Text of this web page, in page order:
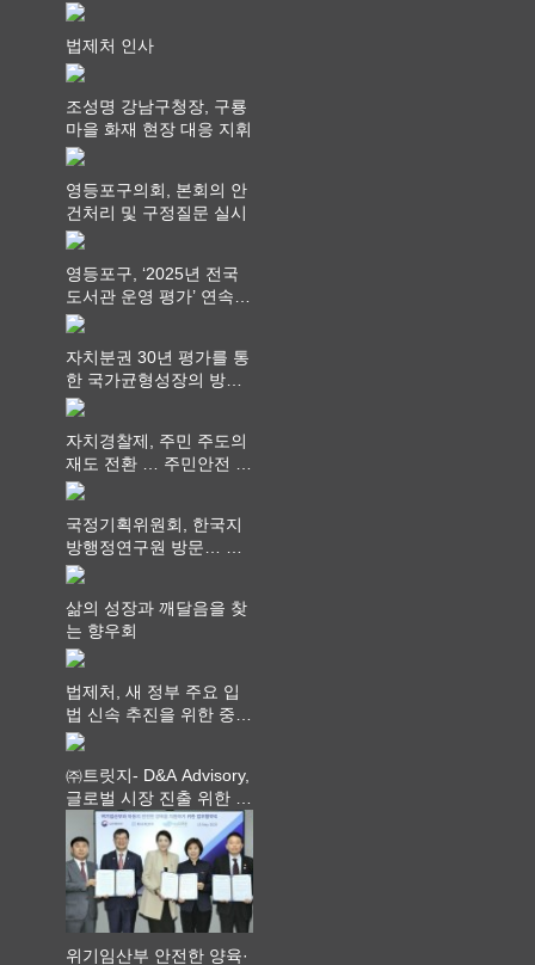
회 제공
법제처 인사
조성명 강남구청장, 구룡
마을 화재 현장 대응 지휘
영등포구의회, 본회의 안
건처리 및 구정질문 실시
영등포구, ‘2025년 전국
도서관 운영 평가’ 연속
최고 영예 장관상에서 ‘대
자치분권 30년 평가를 통
한 국가균형성장의 방향
과 과제 논의
자치경찰제, 주민 주도의
재도 전환 … 주민안전 치
안서비스가 최우선 되어
국정기획위원회, 한국지
방행정연구원 방문… 국
가균형성장 논의
삶의 성장과 깨달음을 찾
는 향우회
법제처, 새 정부 주요 입
법 신속 추진을 위한 중앙
부처 법무담당관 회의 개
㈜트릿지- D&A Advisory,
글로벌 시장 진출 위한 전
략적 업무협약 체결
위기임산부 안전한 양육·